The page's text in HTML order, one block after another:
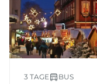
3 TAGE BUS